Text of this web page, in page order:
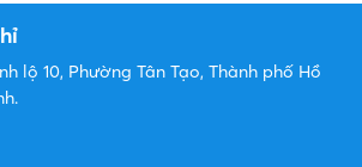
lộ 10, Phường Tân Tạo, Thành phố Hồ